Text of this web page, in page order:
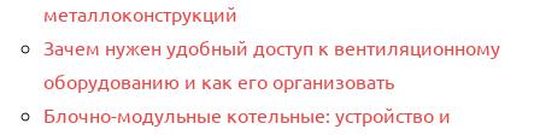
металлоконструкций
Зачем нужен удобный доступ к вентиляционному
оборудованию и как его организовать
Блочно-модульные котельные: устройство и